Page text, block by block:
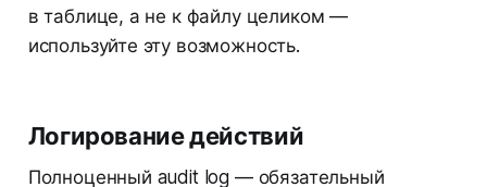
в таблице, а не к файлу целиком —
используйте эту возможность.
Логирование действий
Полноценный audit log — обязательный